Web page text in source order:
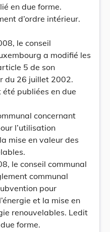
en due forme.
d’ordre intérieur.
le conseil
a modifié les
5 de son
du 26 juillet 2002.
publiées en due
concernant
l’utilisation
mise en valeur des
le conseil communal
communal
pour
et la mise en
renouvelables. Ledit
forme.